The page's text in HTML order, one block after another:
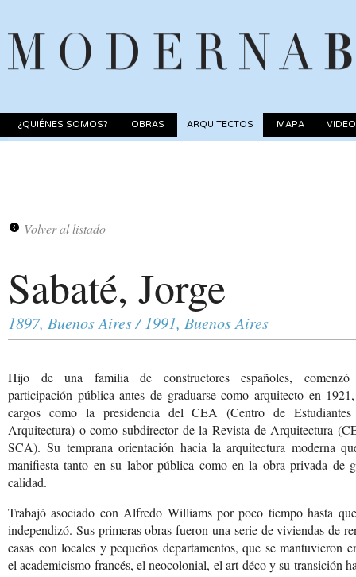
¿QUIÉNES SOMOS? OBRAS ARQUITECTOS MAPA
Volver al listado
Sabaté, Jorge
1897, Buenos Aires / 1991, Buenos Aires
Hijo de una familia de constructores españoles,
participación pública antes de graduarse como arquitecto en
cargos como la presidencia del CEA (Centro de
Arquitectura) o como subdirector de la Revista de Arquitectura
SCA). Su temprana orientación hacia la arquitectura moderna
manifiesta tanto en su labor pública como en la obra privada de
calidad.
Trabajó asociado con Alfredo Williams por poco tiempo hasta
independizó. Sus primeras obras fueron una serie de viviendas de
casas con locales y pequeños departamentos, que se mantuvieron
el academicismo francés, el neocolonial, el art déco y su transición